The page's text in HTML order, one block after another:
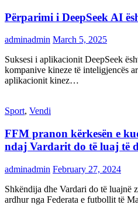
Përparimi i DeepSeek AI
adminadmin March 5, 2025
Suksesi i aplikacionit DeepSeek
kompanive kineze të inteligjencës
aplikacionit kinez…
Sport, Vendi
FFM pranon kërkesën e
ndaj Vardarit do të luaj të
adminadmin February 27, 2024
Shkëndija dhe Vardari do të luajnë
ardhur nga Federata e futbollit të